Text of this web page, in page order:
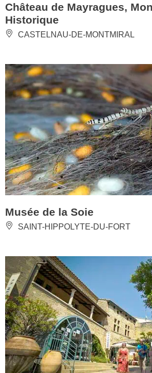
Château de Mayragues,
Historique
CASTELNAU-DE-MONTMIRAL
Musée de la Soie
SAINT-HIPPOLYTE-DU-FORT